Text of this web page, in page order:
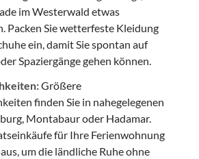
im Westerwald etwas
Packen Sie wetterfeste Kleidung
ein, damit Sie spontan auf
Spaziergänge gehen können.
Größere
finden Sie in nahegelegenen
Montabaur oder Hadamar.
für Ihre Ferienwohnung
um die ländliche Ruhe ohne